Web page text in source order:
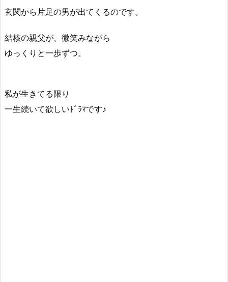
玄関から片足の男が出てくるのです。
結核の親父が、微笑みながら
ゆっくりと一歩ずつ。
私が生きてる限り
一生続いて欲しいﾄﾞﾗﾏです♪